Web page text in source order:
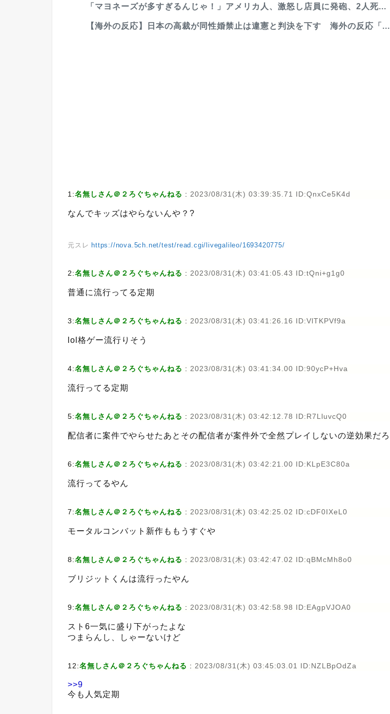
「マヨネーズが多すぎるんじゃ！」アメリカ人、激怒し店員に発砲、2人死...
【海外の反応】日本の高裁が同性婚禁止は違憲と判決を下す 海外の反応「...
1:名無しさん＠２ろぐちゃんねる : 2023/08/31(木) 03:39:35.71 ID:QnxCe5K4d
なんでキッズはやらないんや？?
元スレ https://nova.5ch.net/test/read.cgi/livegalileo/1693420775/
2:名無しさん＠２ろぐちゃんねる : 2023/08/31(木) 03:41:05.43 ID:tQni+g1g0
普通に流行ってる定期
3:名無しさん＠２ろぐちゃんねる : 2023/08/31(木) 03:41:26.16 ID:VlTKPVf9a
lol格ゲー流行りそう
4:名無しさん＠２ろぐちゃんねる : 2023/08/31(木) 03:41:34.00 ID:90ycP+Hva
流行ってる定期
5:名無しさん＠２ろぐちゃんねる : 2023/08/31(木) 03:42:12.78 ID:R7LluvcQ0
配信者に案件でやらせたあとその配信者が案件外で全然プレイしないの逆効果だろ
6:名無しさん＠２ろぐちゃんねる : 2023/08/31(木) 03:42:21.00 ID:KLpE3C80a
流行ってるやん
7:名無しさん＠２ろぐちゃんねる : 2023/08/31(木) 03:42:25.02 ID:cDF0IXeL0
モータルコンバット新作ももうすぐや
8:名無しさん＠２ろぐちゃんねる : 2023/08/31(木) 03:42:47.02 ID:qBMcMh8o0
ブリジットくんは流行ったやん
9:名無しさん＠２ろぐちゃんねる : 2023/08/31(木) 03:42:58.98 ID:EAgpVJOA0
スト6一気に盛り下がったよな
つまらんし、しゃーないけど
12:名無しさん＠２ろぐちゃんねる : 2023/08/31(木) 03:45:03.01 ID:NZLBpOdZa
>>9
今も人気定期